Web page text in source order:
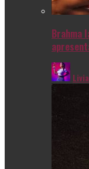
Brahma